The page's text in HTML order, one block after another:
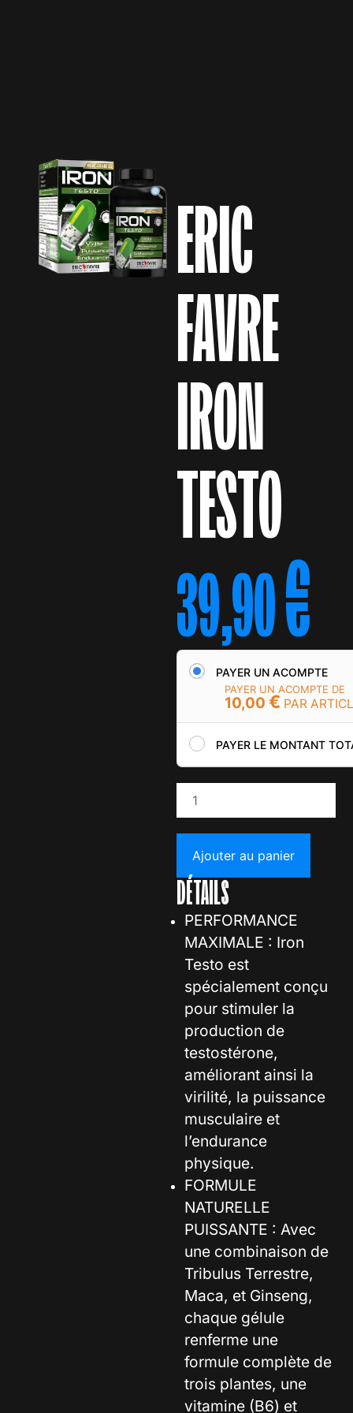
ERIC
FAVRE
IRON
TESTO
39,90€
PAYER UN ACOMPTE
PAYER UN ACOMPTE DE
10,00 € PAR
PAYER LE MONTANT
Ajouter au panier
DÉTAILS
PERFORMANCE
MAXIMALE : Iron
Testo est
spécialement conçu
pour stimuler la
production de
testostérone,
améliorant ainsi la
virilité, la puissance
musculaire et
l’endurance
physique.
FORMULE
NATURELLE
PUISSANTE : Avec
une combinaison de
Tribulus Terrestre,
Maca, et Ginseng,
chaque gélule
renferme une
formule complète de
trois plantes, une
vitamine (B6) et